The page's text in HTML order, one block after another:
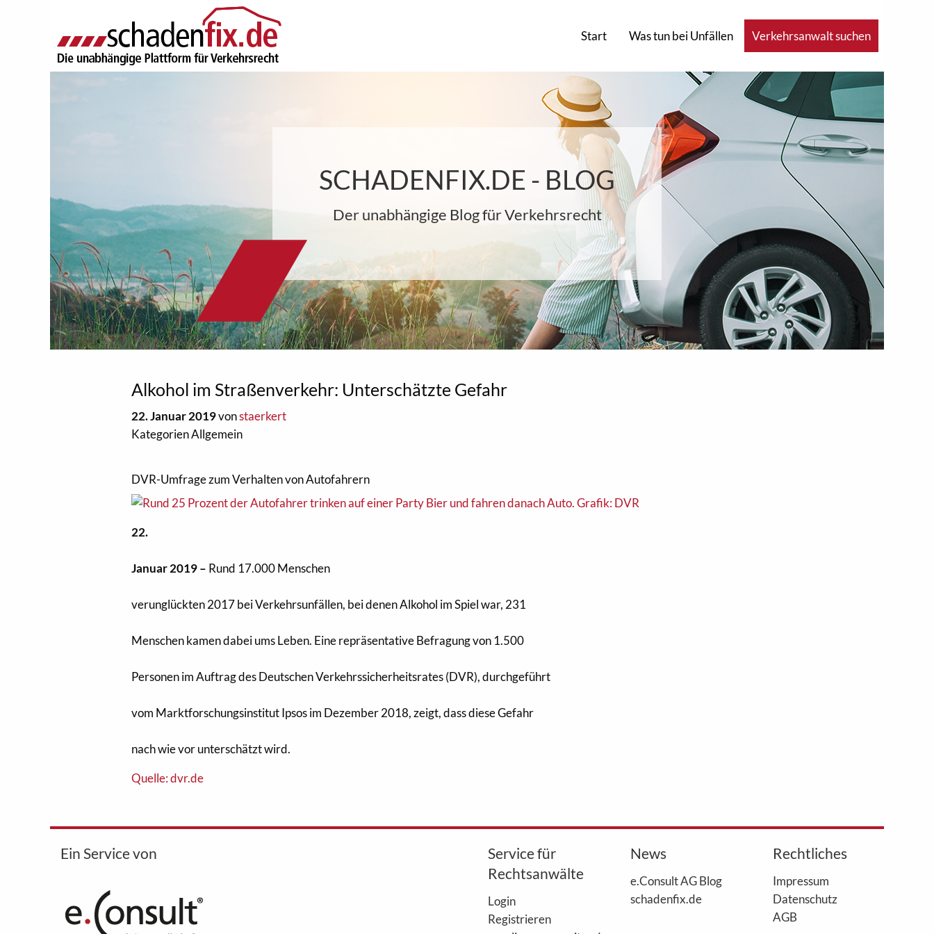
Start Was tun bei Unfällen Verkehrsanwalt suchen
SCHADENFIX.DE - BLOG
Der unabhängige Blog für Verkehrsrecht
Alkohol im Straßenverkehr: Unterschätzte Gefahr
22. Januar 2019vonstaerkert
Kategorien Allgemein
DVR-Umfrage zum Verhalten von Autofahrern
22.
Januar 2019 – Rund 17.000 Menschen
verunglückten 2017 bei Verkehrsunfällen, bei denen Alkohol im Spiel war, 231
Menschen kamen dabei ums Leben. Eine repräsentative Befragung von 1.500
Personen im Auftrag des Deutschen Verkehrssicherheitsrates (DVR), durchgeführt
vom Marktforschungsinstitut Ipsos im Dezember 2018, zeigt, dass diese Gefahr
nach wie vor unterschätzt wird.
Quelle: dvr.de
Ein Service von
Service für
Rechtsanwälte
Login
Registrieren
News
e.Consult AG Blog
schadenfix.de
Rechtliches
Impressum
Datenschutz
AGB